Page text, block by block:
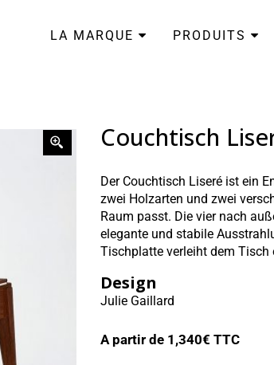
LA MARQUE PRODUITS
Couchtisch
Der Couchtisch Liseré ist ein
zwei Holzarten und zwei
Raum passt. Die vier nach
elegante und stabile
Tischplatte verleiht dem
Design
Julie Gaillard
A partir de 1,340€ TTC